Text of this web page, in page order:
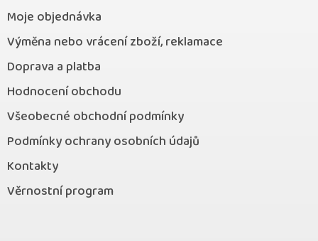
Moje objednávka
Výměna nebo vrácení zboží, reklamace
Doprava a platba
Hodnocení obchodu
Všeobecné obchodní podmínky
Podmínky ochrany osobních údajů
Kontakty
Věrnostní program